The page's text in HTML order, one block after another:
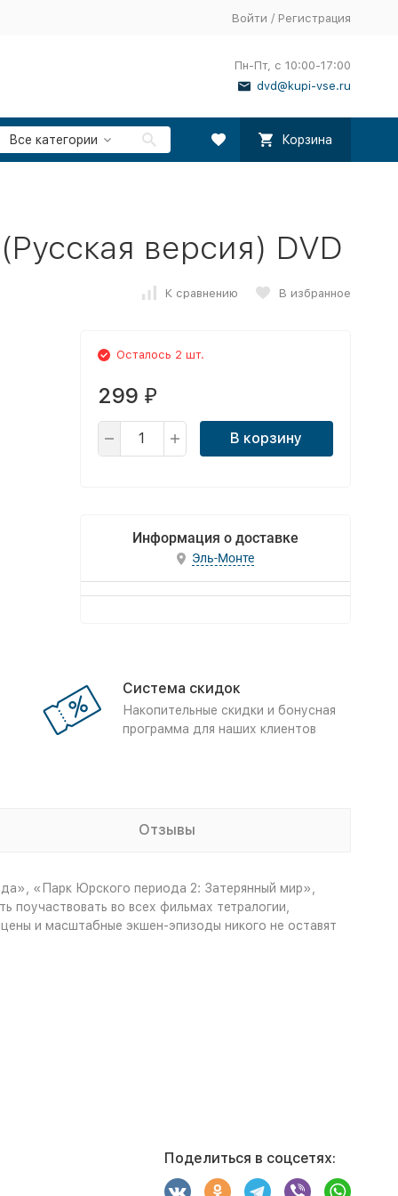
Войти / Регистрация
Пн-Пт, с 10:00-17:00
dvd@kupi-vse.ru
Все категории Корзина
версия) DVD
К сравнению В избранное
Осталось 2 шт.
299 ₽
В корзину
Информация о доставке
Эль-Монте
Система скидок
Накопительные скидки и бонусная
программа для наших клиентов
Отзывы
«Парк Юрского периода 2: Затерянный мир»,
во всех фильмах тетралогии,
и масштабные экшен-эпизоды никого не оставят
Поделиться в соцсетях: